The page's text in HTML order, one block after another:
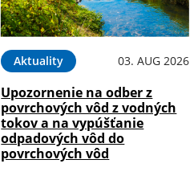
Aktuality 03. AUG 2026
Upozornenie na odber z
povrchových vôd z vodných
tokov a na vypúšťanie
odpadových vôd do
povrchových vôd